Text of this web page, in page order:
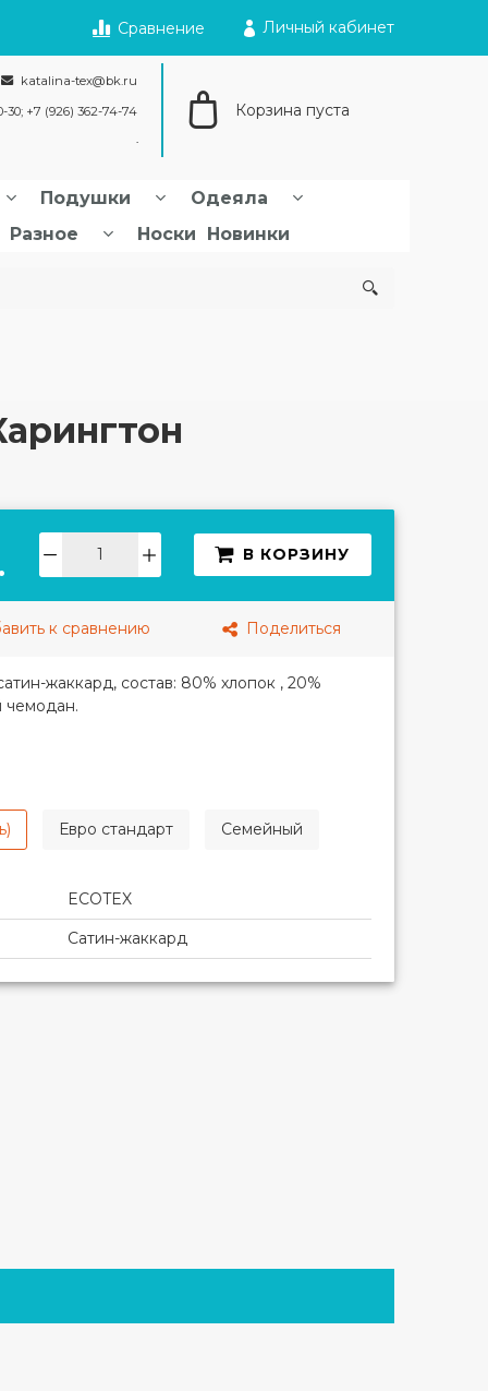
Сравнение Личный кабинет
katalina-tex@bk.ru
30; +7 (926) 362-74-74
Корзина пуста
Подушки
Одеяла
Разное Носки Новинки
В КОРЗИНУ
к сравнению Поделиться
жаккард, состав: 80% хлопок , 20%
чемодан.
Евро стандарт Семейный
ECOTEX
Сатин-жаккард